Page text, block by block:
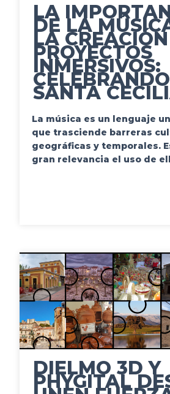
LA
DE LA
LA
PROYECTOS
INMERSIVOS:
SANTA
La música es un lenguaje
que trasciende barreras
geográficas y temporales.
gran relevancia el uso de
DIELMO 3D Y
PHYGITAL